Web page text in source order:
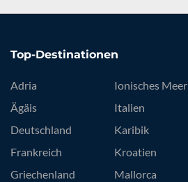
Top-Destinationen
Adria
Ägäis
Deutschland
Frankreich
Griechenland
Ionisches Meer
Italien
Karibik
Kroatien
Mallorca